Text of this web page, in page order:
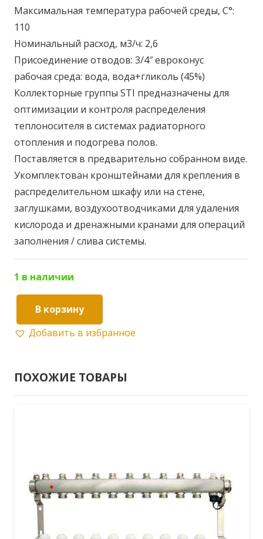
Максимальная температура рабочей среды, С°:
110
Номинальный расход, м3/ч: 2,6
Присоединение отводов: 3/4″ евроконус
рабочая среда: вода, вода+гликоль (45%)
Коллекторные группы STI предназначены для
оптимизации и контроля распределения
теплоносителя в системах радиаторного
отопления и подогрева полов.
Поставляется в предварительно собранном виде.
Укомплектован кронштейнами для крепления в
распределительном шкафу или на стене,
заглушками, воздухоотводчиками для удаления
кислорода и дренажными кранами для операций
заполнения / слива системы.
1 в наличии
Количество
товара
STI
В корзину
Добавить в избранное
ПОХОЖИЕ ТОВАРЫ